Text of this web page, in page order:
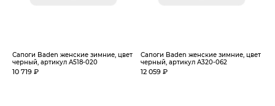
Сапоги Baden женские зимние, цвет
черный, артикул A518-020
10 719 ₽
Сапоги Baden женские зимние, цвет
черный, артикул A320-062
12 059 ₽